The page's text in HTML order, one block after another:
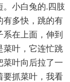
。小白兔的.四肢
有多快，跳的有
在上面，伸到
菜叶，它连忙跳
菜叶向后拉了一
要抓菜叶，我看